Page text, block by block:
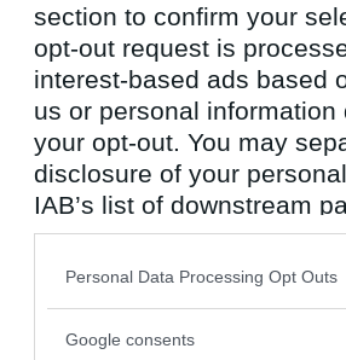
section to confirm your
opt-out request is
interest-based ads based
us or personal
your opt-out. You may
disclosure of your
IAB’s list of downstream
also be disclosed by us
Downstream Participants
Please note that this
Personal Data Processing Opt Outs
Google consents
RandigaRutan
2873
Ja, Minibitt, dessa underbara
oerhört irriterad på. Men gu vilken
Samma här, hunden och jag har
Håller med Randiga Rutan. För
soffan med TVn på. Sedan kom
mig. Hon kryper upp i min famn.
När vi vaknar på morgonen får jag
Det är då otroligt!!! Visst jag
ett år sedan men hunden fyller